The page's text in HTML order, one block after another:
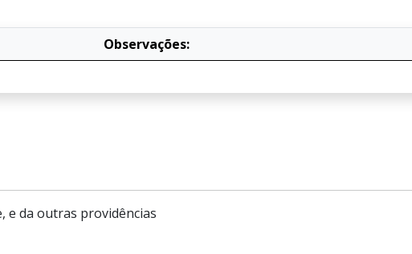
Observações:
e da outras providências